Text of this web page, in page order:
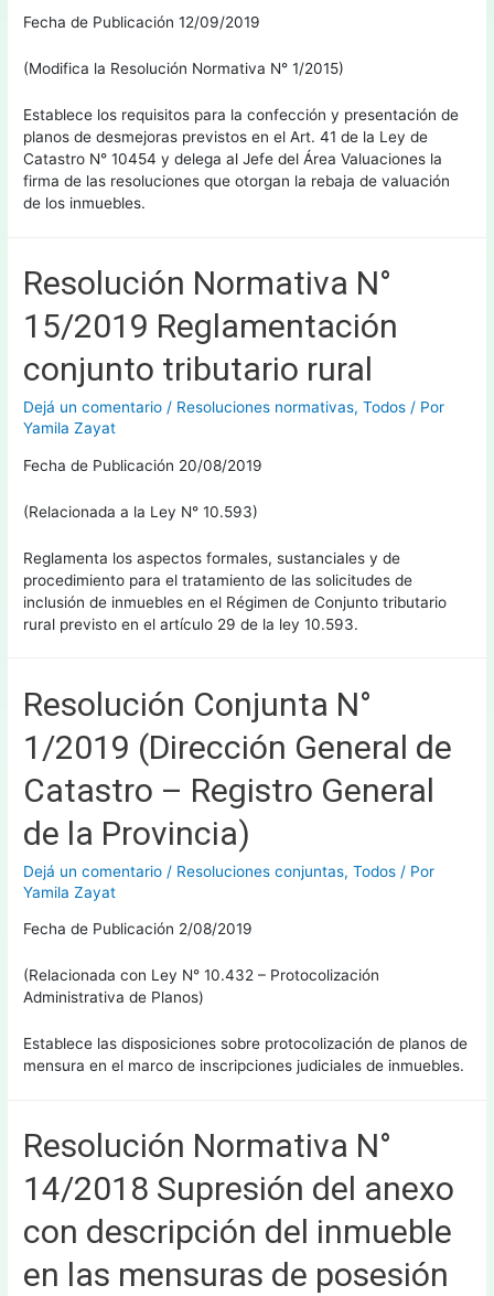
Fecha de Publicación 12/09/2019
(Modifica la Resolución Normativa N° 1/2015)
Establece los requisitos para la confección y presentación de
planos de desmejoras previstos en el Art. 41 de la Ley de
Catastro N° 10454 y delega al Jefe del Área Valuaciones la
firma de las resoluciones que otorgan la rebaja de valuación
de los inmuebles.
Resolución Normativa N°
15/2019 Reglamentación
conjunto tributario rural
Dejá un comentario / Resoluciones normativas,Todos / Por
Yamila Zayat
Fecha de Publicación 20/08/2019
(Relacionada a la Ley N° 10.593)
Reglamenta los aspectos formales, sustanciales y de
procedimiento para el tratamiento de las solicitudes de
inclusión de inmuebles en el Régimen de Conjunto tributario
rural previsto en el artículo 29 de la ley 10.593.
Resolución Conjunta N°
1/2019 (Dirección General de
Catastro – Registro General
de la Provincia)
Dejá un comentario / Resoluciones conjuntas,Todos / Por
Yamila Zayat
Fecha de Publicación 2/08/2019
(Relacionada con Ley N° 10.432 – Protocolización
Administrativa de Planos)
Establece las disposiciones sobre protocolización de planos de
mensura en el marco de inscripciones judiciales de inmuebles.
Resolución Normativa N°
14/2018 Supresión del anexo
con descripción del inmueble
en las mensuras de posesión